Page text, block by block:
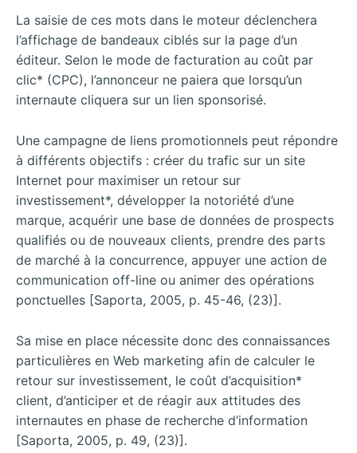
La saisie de ces mots dans le moteur déclenchera
l’affichage de bandeaux ciblés sur la page d’un
éditeur. Selon le mode de facturation au coût par
clic* (CPC), l’annonceur ne paiera que lorsqu’un
internaute cliquera sur un lien sponsorisé.
Une campagne de liens promotionnels peut répondre
à différents objectifs : créer du trafic sur un site
Internet pour maximiser un retour sur
investissement*, développer la notoriété d’une
marque, acquérir une base de données de prospects
qualifiés ou de nouveaux clients, prendre des parts
de marché à la concurrence, appuyer une action de
communication off-line ou animer des opérations
ponctuelles [Saporta, 2005, p. 45-46, (23)].
Sa mise en place nécessite donc des connaissances
particulières en Web marketing afin de calculer le
retour sur investissement, le coût d’acquisition*
client, d’anticiper et de réagir aux attitudes des
internautes en phase de recherche d’information
[Saporta, 2005, p. 49, (23)].